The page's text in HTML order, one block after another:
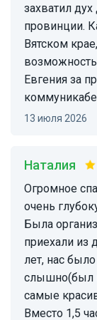
захватил
провинции. Как мало мы ещё знаем о нашем
Вятском
Евгения за
13 июля 2026
Наталия
Огромное спасибо за такую увлекательную,
очень
Была
приехали из
лет, нас
слышно(был
самые
Вместо 1,5